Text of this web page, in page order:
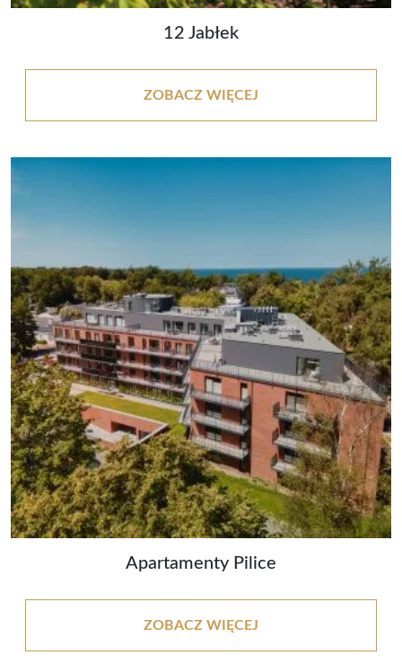
12 Jabłek
ZOBACZ WIĘCEJ
Apartamenty Pilice
ZOBACZ WIĘCEJ